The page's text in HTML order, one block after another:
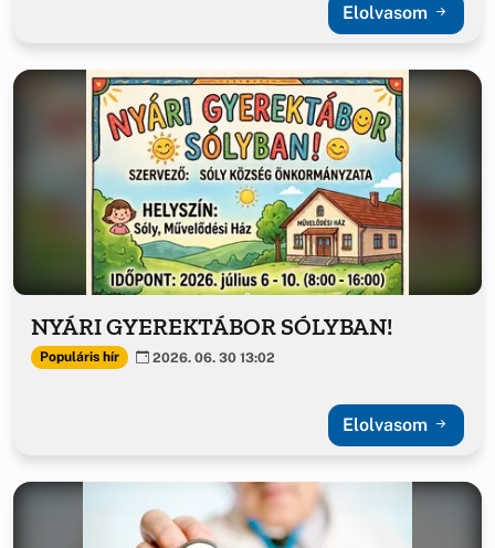
Elolvasom
NYÁRI GYEREKTÁBOR SÓLYBAN!
Populáris hír 2026. 06. 30 13:02
Elolvasom